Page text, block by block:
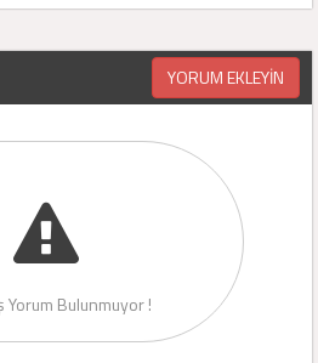
YORUM EKLEYİN
Yorum Bulunmuyor !